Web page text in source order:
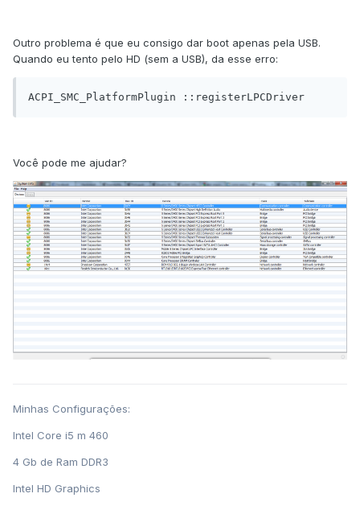
Outro problema é que eu consigo dar boot apenas pela USB.
Quando eu tento pelo HD (sem a USB), da esse erro:
ACPI_SMC_PlatformPlugin ::registerLPCDriver
Você pode me ajudar?
Minhas Configurações:
Intel Core i5 m 460
4 Gb de Ram DDR3
Intel HD Graphics